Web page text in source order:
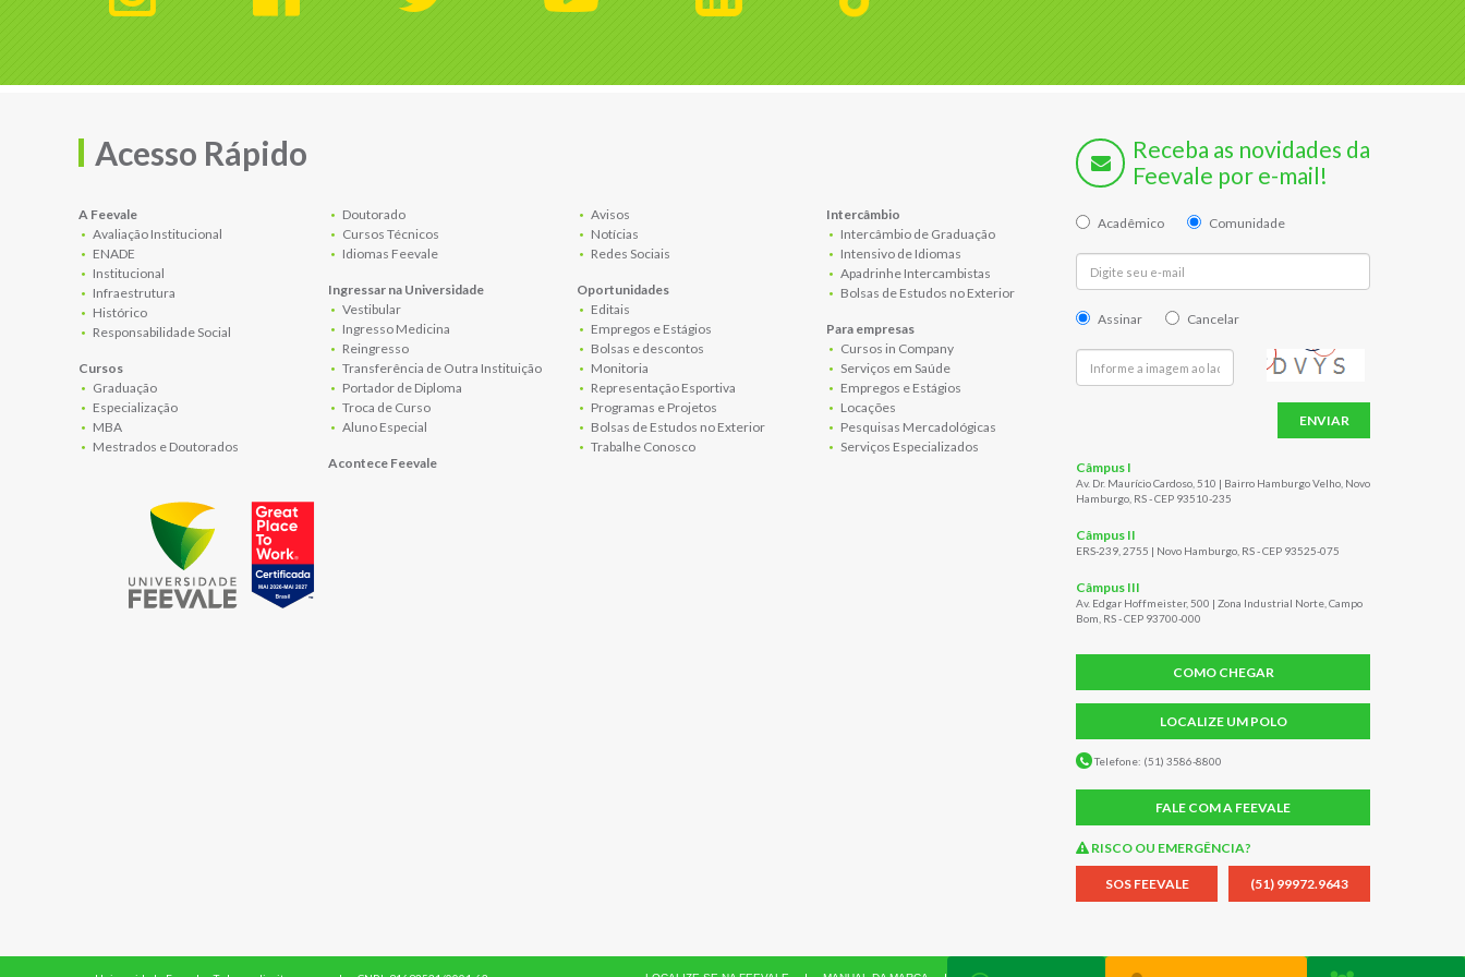
Acesso Rápido
A Feevale
Avaliação Institucional
ENADE
Institucional
Infraestrutura
Histórico
Responsabilidade Social
Cursos
Graduação
Especialização
MBA
Mestrados e Doutorados
Doutorado
Cursos Técnicos
Idiomas Feevale
Ingressar na Universidade
Vestibular
Ingresso Medicina
Reingresso
Transferência de Outra Instituição
Portador de Diploma
Troca de Curso
Aluno Especial
Acontece Feevale
Avisos
Notícias
Redes Sociais
Oportunidades
Editais
Empregos e Estágios
Bolsas e descontos
Monitoria
Representação Esportiva
Programas e Projetos
Bolsas de Estudos no Exterior
Trabalhe Conosco
Intercâmbio
Intercâmbio de Graduação
Intensivo de Idiomas
Apadrinhe Intercambistas
Bolsas de Estudos no Exterior
Para empresas
Cursos in Company
Serviços em Saúde
Empregos e Estágios
Locações
Pesquisas Mercadológicas
Serviços Especializados
Receba as novidades da
Feevale por e-mail!
Acadêmico Comunidade
Assinar Cancelar
ENVIAR
Câmpus I
Av. Dr. Maurício Cardoso, 510 | Bairro Hamburgo Velho, Novo
Hamburgo, RS - CEP 93510-235
Câmpus II
ERS-239, 2755 | Novo Hamburgo, RS - CEP 93525-075
Câmpus III
Av. Edgar Hoffmeister, 500 | Zona Industrial Norte, Campo
Bom, RS - CEP 93700-000
COMO CHEGAR
LOCALIZE UM POLO
Telefone: (51) 3586-8800
FALE COM A FEEVALE
RISCO OU EMERGÊNCIA?
SOS FEEVALE (51) 99972.9643